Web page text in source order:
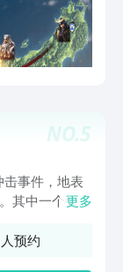
NO.5
事件，地表
其中一个强大
武装力量一
更多
预约